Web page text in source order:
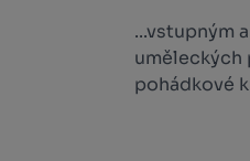
...vstupným
uměleckých
pohádkové